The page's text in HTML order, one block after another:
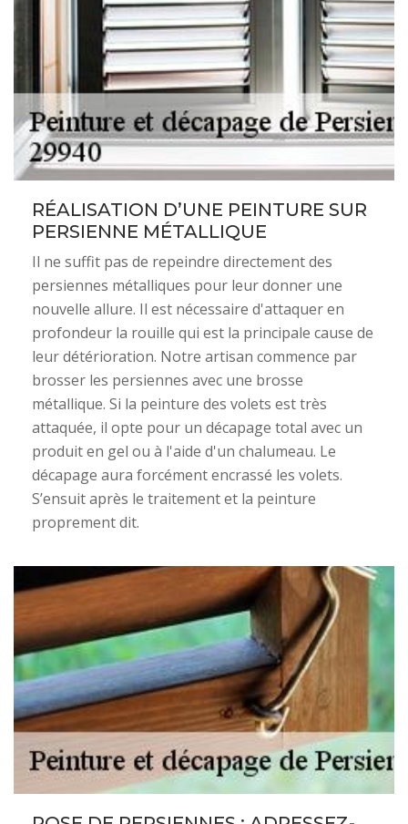
RÉALISATION D’UNE PEINTURE SUR
PERSIENNE MÉTALLIQUE
Il ne suffit pas de repeindre directement des
persiennes métalliques pour leur donner une
nouvelle allure. Il est nécessaire d'attaquer en
profondeur la rouille qui est la principale cause de
leur détérioration. Notre artisan commence par
brosser les persiennes avec une brosse
métallique. Si la peinture des volets est très
attaquée, il opte pour un décapage total avec un
produit en gel ou à l'aide d'un chalumeau. Le
décapage aura forcément encrassé les volets.
S’ensuit après le traitement et la peinture
proprement dit.